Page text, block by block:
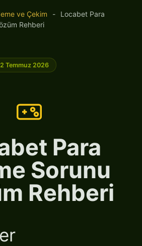
ve Çekim -
Locabet Para
Rehberi
Temmuz 2026
Para
Sorunu
Rehberi